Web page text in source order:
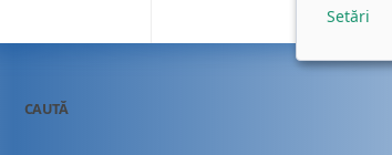
CAUTĂ
Setări